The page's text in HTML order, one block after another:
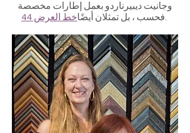
وجانيت ديبيرناردو بعمل إطارات مخصصة
فحسب ، بل تمثلان أيضًاخط العرض 44